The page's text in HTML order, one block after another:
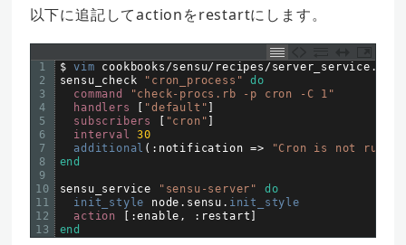
以下に追記してactionをrestartにします。
1
2
3
4
5
6
7
8
9
10
11
12
13
$ vim cookbooks /sensu/ recipes /server_service .
sensu
check "cron_process"
do
command
"check-procs.rb -p cron -C 1"
handlers
[ "default" ]
subscribers
[ "cron" ]
interval
30
additional ( : notification =>
"Cron is not
end
sensu service "sensu-server"
do
init_style node . sensu . init_style
action
[ :enable , : restart ]
end